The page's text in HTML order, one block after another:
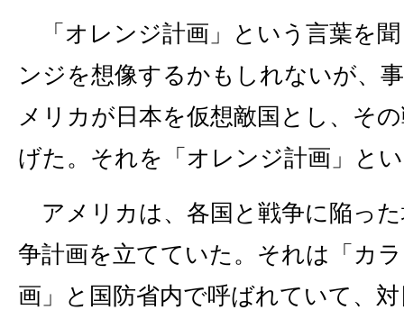
「オレンジ計画」という言葉を
ンジを想像するかもしれないが、
メリカが日本を仮想敵国とし、そ
げた。それを「オレンジ計画」と
アメリカは、各国と戦争に陥っ
争計画を立てていた。それは「カ
画」と国防省内で呼ばれていて、